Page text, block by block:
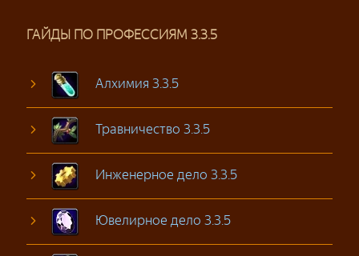
ГАЙДЫ ПО ПРОФЕССИЯМ 3.3.5
Алхимия 3.3.5
Травничество 3.3.5
Инженерное дело 3.3.5
Ювелирное дело 3.3.5